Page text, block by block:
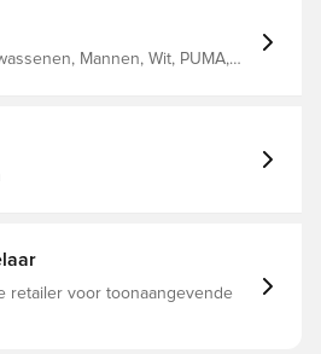
Entworfen für:
Schnürsenkel
Zungenkonstruktion
Mannen, Wit, PUMA,
retailer voor toonaangevende